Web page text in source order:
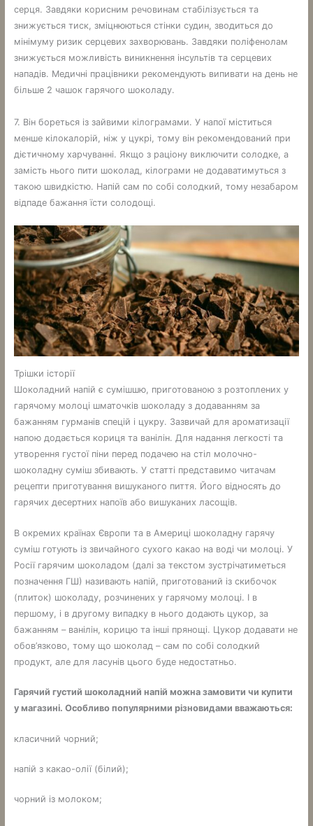
серця. Завдяки корисним речовинам стабілізується та
знижується тиск, зміцнюються стінки судин, зводиться до
мінімуму ризик серцевих захворювань. Завдяки поліфенолам
знижується можливість виникнення інсультів та серцевих
нападів. Медичні працівники рекомендують випивати на день не
більше 2 чашок гарячого шоколаду.
7. Він бореться із зайвими кілограмами. У напої міститься
менше кілокалорій, ніж у цукрі, тому він рекомендований при
дієтичному харчуванні. Якщо з раціону виключити солодке, а
замість нього пити шоколад, кілограми не додаватимуться з
такою швидкістю. Напій сам по собі солодкий, тому незабаром
відпаде бажання їсти солодощі.
Трішки історії
Шоколадний напій є сумішшю, приготованою з розтоплених у
гарячому молоці шматочків шоколаду з додаванням за
бажанням гурманів спецій і цукру. Зазвичай для ароматизації
напою додається кориця та ванілін. Для надання легкості та
утворення густої піни перед подачею на стіл молочно-
шоколадну суміш збивають. У статті представимо читачам
рецепти приготування вишуканого пиття. Його відносять до
гарячих десертних напоїв або вишуканих ласощів.
В окремих країнах Європи та в Америці шоколадну гарячу
суміш готують із звичайного сухого какао на воді чи молоці. У
Росії гарячим шоколадом (далі за текстом зустрічатиметься
позначення ГШ) називають напій, приготований із скибочок
(плиток) шоколаду, розчинених у гарячому молоці. І в
першому, і в другому випадку в нього додають цукор, за
бажанням – ванілін, корицю та інші прянощі. Цукор додавати не
обов’язково, тому що шоколад – сам по собі солодкий
продукт, але для ласунів цього буде недостатньо.
Гарячий густий шоколадний напій можна замовити чи купити
у магазині. Особливо популярними різновидами вважаються:
класичний чорний;
напій з какао-олії (білий);
чорний із молоком;